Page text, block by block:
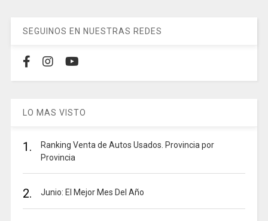
SEGUINOS EN NUESTRAS REDES
LO MAS VISTO
1.
Ranking Venta de Autos Usados. Provincia por
Provincia
2. Junio: El Mejor Mes Del Año